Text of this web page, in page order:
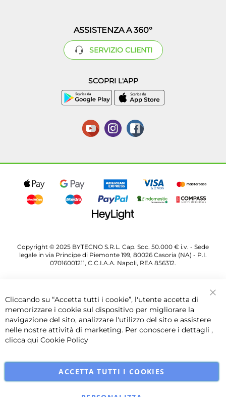
ASSISTENZA A 360°
SERVIZIO CLIENTI
SCOPRI L'APP
Copyright © 2025 BYTECNO S.R.L. Cap. Soc. 50.000 € i.v. - Sede
legale in via Principe di Piemonte 199, 80026 Casoria (NA) - P.I.
07016001211, C.C.I.A.A. Napoli, REA 856312.
Cliccando su “Accetta tutti i cookie”, l'utente accetta di
memorizzare i cookie sul dispositivo per migliorare la
navigazione del sito, analizzare l'utilizzo del sito e assistere
nelle nostre attività di marketing. Per conoscere i dettagli ,
clicca qui Cookie Policy
ACCETTA TUTTI I COOKIES